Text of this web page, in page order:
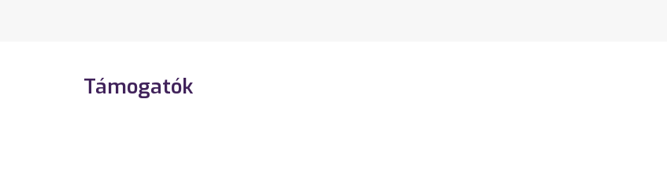
Támogatók